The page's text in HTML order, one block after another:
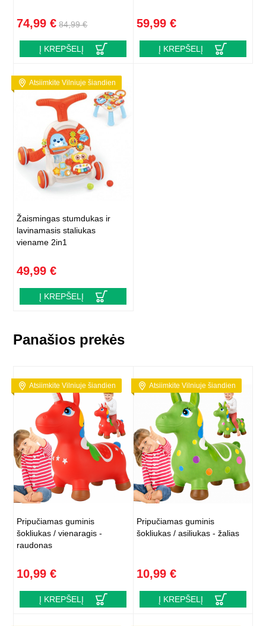
74,99 € 84,99 €
Į KREPŠELĮ
59,99 €
Į KREPŠELĮ
Atsiimkite Vilniuje šiandien
Žaismingas stumdukas ir
lavinamasis staliukas
viename 2in1
49,99 €
Į KREPŠELĮ
Panašios prekės
Atsiimkite Vilniuje šiandien
Pripučiamas guminis
šokliukas / vienaragis -
raudonas
10,99 €
Į KREPŠELĮ
Atsiimkite Vilniuje šiandien
Pripučiamas guminis
šokliukas / asiliukas - žalias
10,99 €
Į KREPŠELĮ